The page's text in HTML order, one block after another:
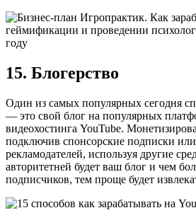
15. Блогерство
Один из самых популярных сегодня
— это свой блог на популярных
видеохостинга YouTube.
подключив спонсорские подписки
рекламодателей, используя другие
авторитетней будет ваш блог и чем
подписчиков, тем проще будет